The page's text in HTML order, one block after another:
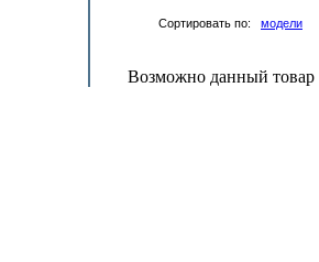
Сортировать по: модели
Возможно данный товар